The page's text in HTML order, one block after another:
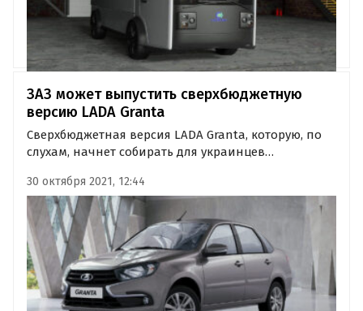
ЗАЗ может выпустить сверхбюджетную
версию LADA Granta
Сверхбюджетная версия LADA Granta, которую, по
слухам, начнет собирать для украинцев
название Classic Light и будет стоить 485 тыс.
рублей по текущему курсу.
30 октября 2021, 12:44